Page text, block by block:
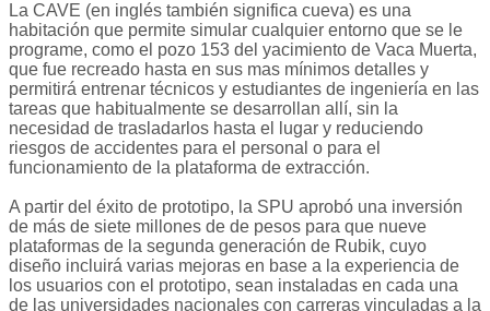
La CAVE (en inglés también significa cueva) es una
habitación que permite simular cualquier entorno que se le
programe, como el pozo 153 del yacimiento de Vaca Muerta,
que fue recreado hasta en sus mas mínimos detalles y
permitirá entrenar técnicos y estudiantes de ingeniería en las
tareas que habitualmente se desarrollan allí, sin la
necesidad de trasladarlos hasta el lugar y reduciendo
riesgos de accidentes para el personal o para el
funcionamiento de la plataforma de extracción.
A partir del éxito de prototipo, la SPU aprobó una inversión
de más de siete millones de de pesos para que nueve
plataformas de la segunda generación de Rubik, cuyo
diseño incluirá varias mejoras en base a la experiencia de
los usuarios con el prototipo, sean instaladas en cada una
de las universidades nacionales con carreras vinculadas a la